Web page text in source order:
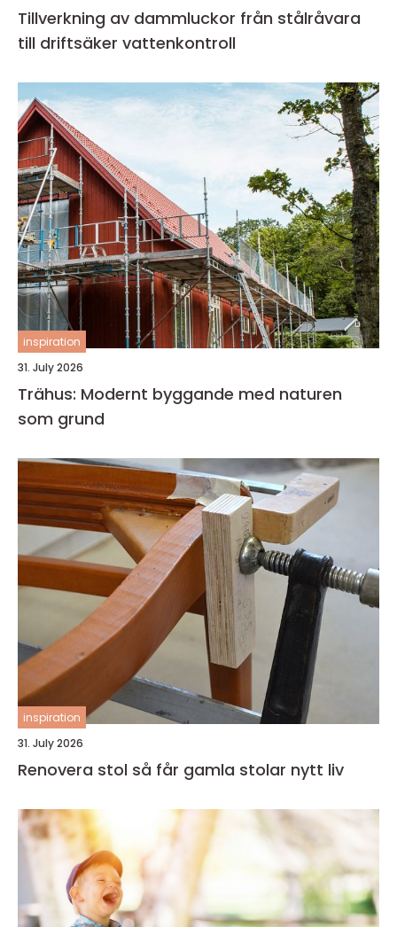
Tillverkning av dammluckor från stålråvara
till driftsäker vattenkontroll
inspiration
31. July 2026
Trähus: Modernt byggande med naturen
som grund
inspiration
31. July 2026
Renovera stol så får gamla stolar nytt liv